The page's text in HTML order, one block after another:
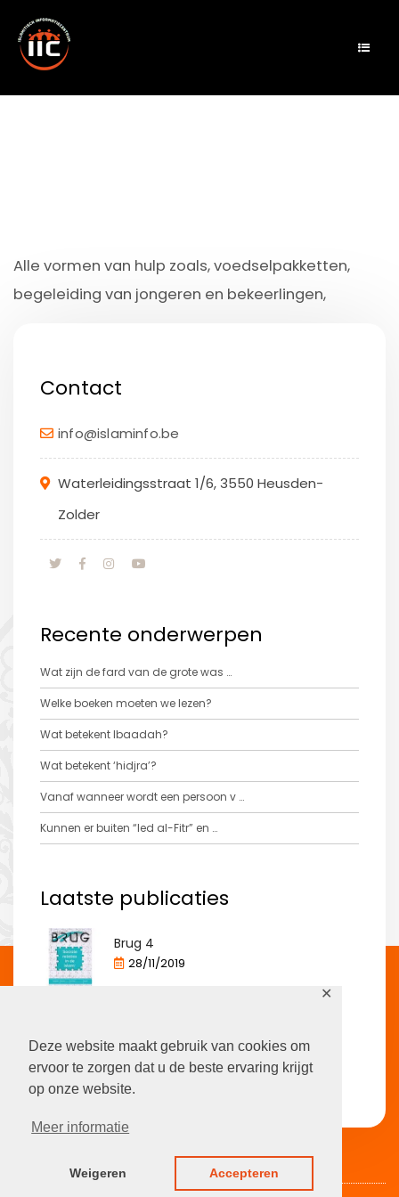
Deze website maakt gebruik van cookies om
ervoor te zorgen dat u de beste ervaring krijgt
op onze website.
Meer informatie
Weigeren Accepteren
✕
Alle vormen van hulp zoals, voedselpakketten,
begeleiding van jongeren en bekeerlingen,
Contact
info@islaminfo.be
Waterleidingsstraat 1/6, 3550 Heusden-
Zolder
Recente onderwerpen
Wat zijn de fard van de grote was …
Welke boeken moeten we lezen?
Wat betekent Ibaadah?
Wat betekent ‘hidjra’?
Vanaf wanneer wordt een persoon v …
Kunnen er buiten “Ied al-Fitr” en …
Laatste publicaties
Brug 4
28/11/2019
Brug 2